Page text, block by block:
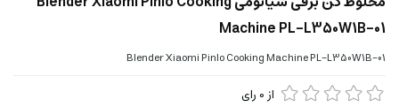
Machine PL-L350W1B-01
Blender Xiaomi Pinlo Cooking Machine PL-L350W1B-01
از0 رای